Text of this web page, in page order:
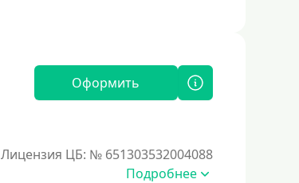
Оформить
Лицензия ЦБ: № 651303532004088
Подробнее